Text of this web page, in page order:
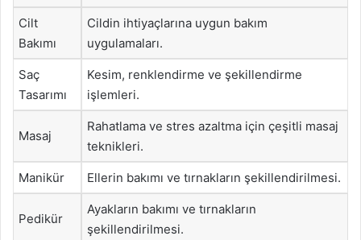
Cilt
Bakımı
Cildin ihtiyaçlarına uygun bakım
uygulamaları.
Saç
Tasarımı
Kesim, renklendirme ve şekillendirme
işlemleri.
Masaj
Rahatlama ve stres azaltma için çeşitli masaj
teknikleri.
Manikür Ellerin bakımı ve tırnakların şekillendirilmesi.
Pedikür
Ayakların bakımı ve tırnakların
şekillendirilmesi.